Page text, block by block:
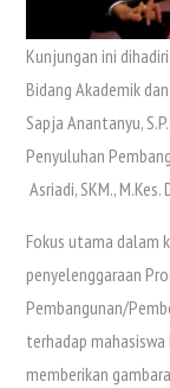
Kunjungan ini
Bidang Akademik
Sapja Anantanyu,
Penyuluhan
Asriadi, SKM.,
Fokus utama dalam
penyelenggaraan
Pembangunan/
terhadap mahasiswa
memberikan